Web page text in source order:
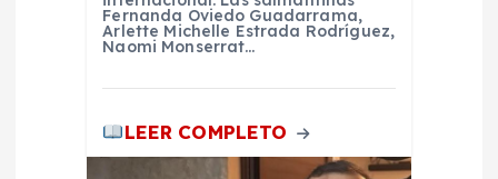
Fernanda Oviedo Guadarrama,
Arlette Michelle Estrada Rodríguez,
Naomi Monserrat…
LEER COMPLETO